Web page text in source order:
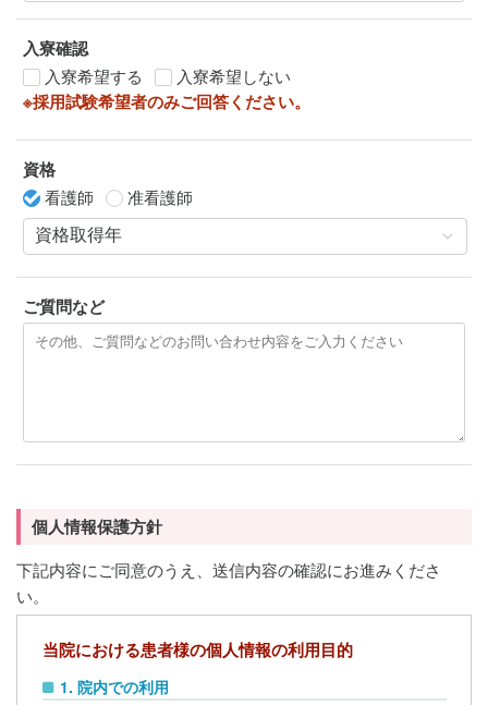
入寮確認
入寮希望する 入寮希望しない
※採用試験希望者のみご回答ください。
資格
看護師 准看護師
ご質問など
個人情報保護方針
下記内容にご同意のうえ、送信内容の確認にお進みくださ
い。
当院における患者様の個人情報の利用目的
1. 院内での利用